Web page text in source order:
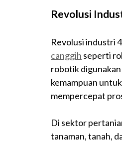
Revolusi
Revolusi industri
canggih seperti
robotik
kemampuan
mempercepat
Di sektor
tanaman, tanah,